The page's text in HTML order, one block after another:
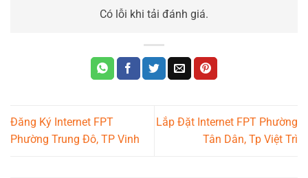
Có lỗi khi tải đánh giá.
Đăng Ký Internet FPT
Phường Trung Đô, TP Vinh
Lắp Đặt Internet FPT Phường
Tân Dân, Tp Việt Trì